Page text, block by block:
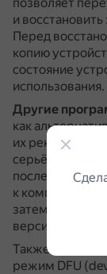
и
Перед
копию
состояние
использования.
Другие
как
их
серьёзных
после
к компьютеру
затем перейти
версию
Также есть
режим DFU